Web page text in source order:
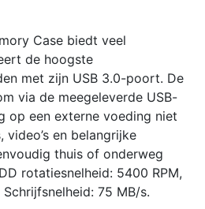
Case biedt veel
de hoogste
met zijn USB 3.0-poort. De
via de meegeleverde USB-
op een externe voeding niet
video’s en belangrijke
thuis of onderweg
rotatiesnelheid: 5400 RPM,
75 MB/s.